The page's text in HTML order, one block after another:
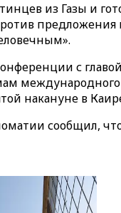
из Газы и
предложения
с
накануне в
сообщил,